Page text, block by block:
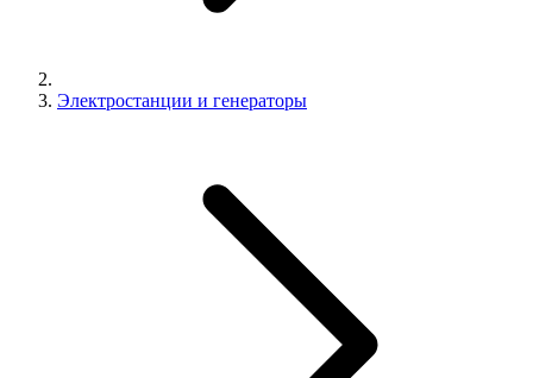
Электростанции и генераторы